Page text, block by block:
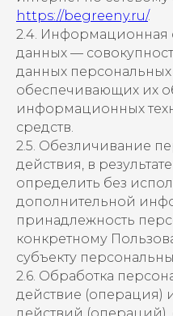
https://begreeny.ru/.
2.4. Информационная
данных —
данных
обеспечивающих их
информационных
средств.
2.5. Обезличивание
действия, в
определить без
дополнительной
принадлежность
конкретному
субъекту
2.6. Обработка
действие (операция)